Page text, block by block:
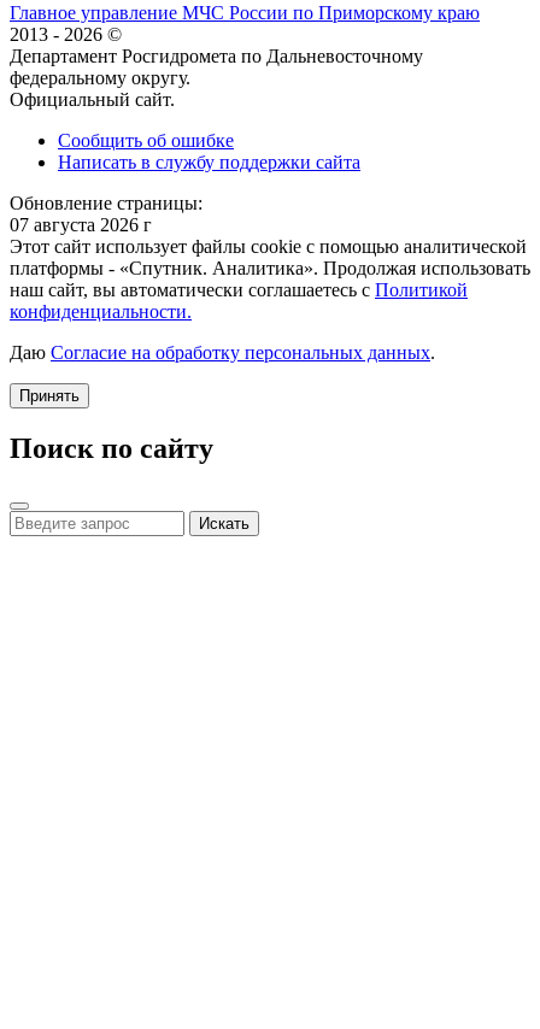
Главное управление МЧС России по Приморскому краю
2013 - 2026 ©
Департамент Росгидромета по Дальневосточному
федеральному округу.
Официальный сайт.
Сообщить об ошибке
Написать в службу поддержки сайта
Обновление страницы:
07 августа 2026 г
Этот сайт использует файлы cookie с помощью аналитической
платформы - «Спутник. Аналитика». Продолжая использовать
наш сайт, вы автоматически соглашаетесь с Политикой
конфиденциальности.
Даю Согласие на обработку персональных данных.
Принять
Поиск по сайту